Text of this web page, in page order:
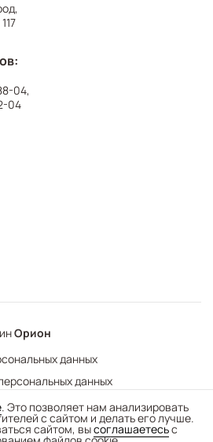
. Это позволяет нам анализировать
с сайтом и делать его лучше.
сайтом, высоглашаетесьс
В корзину
04,
04
Орион
данных
данных